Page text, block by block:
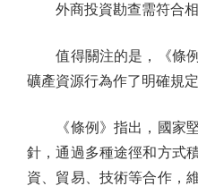
外商投資勘查需符合相
值得關注的是，《條例
礦產資源行為作了明確規定
《條例》指出，國家堅
針，通過多種途徑和方式
資、貿易、技術等合作，